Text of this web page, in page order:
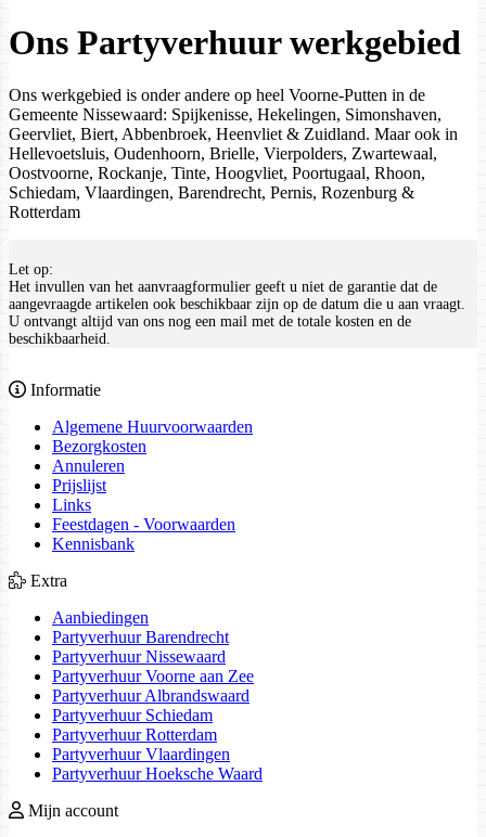
Ons Partyverhuur werkgebied
Ons werkgebied is onder andere op heel Voorne-Putten in de
Gemeente Nissewaard: Spijkenisse, Hekelingen, Simonshaven,
Geervliet, Biert, Abbenbroek, Heenvliet & Zuidland. Maar ook in
Hellevoetsluis, Oudenhoorn, Brielle, Vierpolders, Zwartewaal,
Oostvoorne, Rockanje, Tinte, Hoogvliet, Poortugaal, Rhoon,
Schiedam, Vlaardingen, Barendrecht, Pernis, Rozenburg &
Rotterdam
Let op:
Het invullen van het aanvraagformulier geeft u niet de garantie dat de
aangevraagde artikelen ook beschikbaar zijn op de datum die u aan vraagt.
U ontvangt altijd van ons nog een mail met de totale kosten en de
beschikbaarheid.
Informatie
Algemene Huurvoorwaarden
Bezorgkosten
Annuleren
Prijslijst
Links
Feestdagen - Voorwaarden
Kennisbank
Extra
Aanbiedingen
Partyverhuur Barendrecht
Partyverhuur Nissewaard
Partyverhuur Voorne aan Zee
Partyverhuur Albrandswaard
Partyverhuur Schiedam
Partyverhuur Rotterdam
Partyverhuur Vlaardingen
Partyverhuur Hoeksche Waard
Mijn account